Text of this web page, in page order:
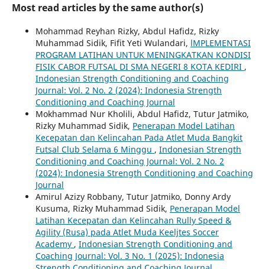
Most read articles by the same author(s)
Mohammad Reyhan Rizky, Abdul Hafidz, Rizky
Muhammad Sidik, Fifit Yeti Wulandari, lMPLEMENTASI
PROGRAM LATIHAN UNTUK MENINGKATKAN KONDISI
FISIK CABOR FUTSAL DI SMA NEGERI 8 KOTA KEDIRI ,
Indonesian Strength Conditioning and Coaching
Journal: Vol. 2 No. 2 (2024): Indonesia Strength
Conditioning and Coaching Journal
Mokhammad Nur Kholili, Abdul Hafidz, Tutur Jatmiko,
Rizky Muhammad Sidik, Penerapan Model Latihan
Kecepatan dan Kelincahan Pada Atlet Muda Bangkit
Futsal Club Selama 6 Minggu , Indonesian Strength
Conditioning and Coaching Journal: Vol. 2 No. 2
(2024): Indonesia Strength Conditioning and Coaching
Journal
Amirul Azizy Robbany, Tutur Jatmiko, Donny Ardy
Kusuma, Rizky Muhammad Sidik, Penerapan Model
Latihan Kecepatan dan Kelincahan Rully Speed &
Agility (Rusa) pada Atlet Muda Keeljtes Soccer
Academy , Indonesian Strength Conditioning and
Coaching Journal: Vol. 3 No. 1 (2025): Indonesia